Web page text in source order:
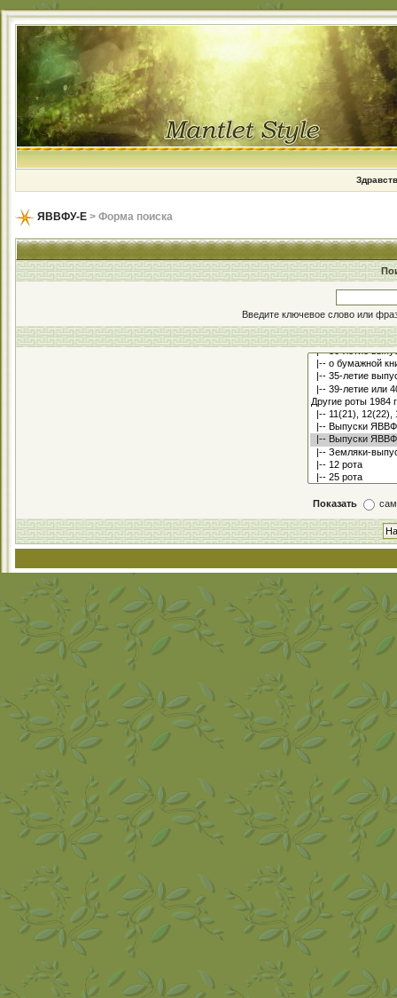
ЯВВФУ-Е > Форма поиска
Введите ключевое слово или
Показать